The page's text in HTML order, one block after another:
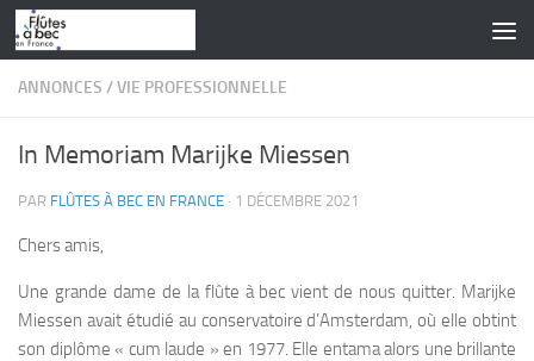
Skip to content
ANNONCES /VIE PROFESSIONNELLE
In Memoriam Marijke Miessen
PAR FLÛTES À BEC EN FRANCE · 1 DÉCEMBRE 2021
Chers amis,
Une grande dame de la flûte à bec vient de nous quitter. Marijke
Miessen avait étudié au conservatoire d’Amsterdam, où elle obtint
son diplôme « cum laude » en 1977. Elle entama alors une brillante